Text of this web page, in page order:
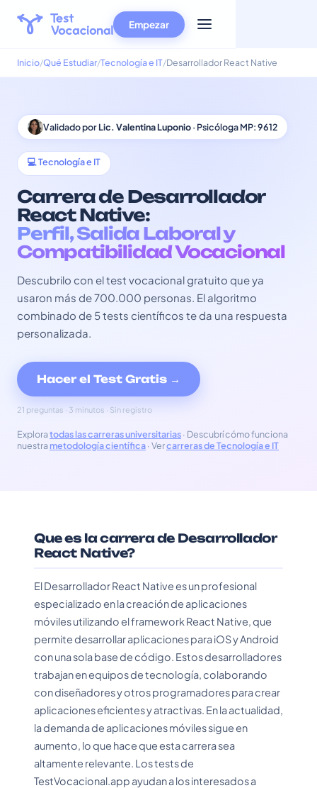
Empezar
Inicio Qué Estudiar Tecnología e IT Desarrollador React Native
Validado porLic. Valentina Luponio· Psicóloga MP: 9612
💻 Tecnología e IT
Carrera de Desarrollador
React Native:
Perfil, Salida Laboral y
Compatibilidad Vocacional
Descubrilo con el test vocacional gratuito que ya
usaron más de 700.000 personas. El algoritmo
combinado de 5 tests científicos te da una respuesta
personalizada.
Hacer el Test Gratis →
21 preguntas · 3 minutos · Sin registro
Exploratodas las carreras universitarias· Descubrí cómo funciona
nuestra metodología científica· Vercarreras de Tecnología e IT
Que es la carrera de Desarrollador
React Native?
El Desarrollador React Native es un profesional
especializado en la creación de aplicaciones
móviles utilizando el framework React Native, que
permite desarrollar aplicaciones para iOS y Android
con una sola base de código. Estos desarrolladores
trabajan en equipos de tecnología, colaborando
con diseñadores y otros programadores para crear
aplicaciones eficientes y atractivas. En la actualidad,
la demanda de aplicaciones móviles sigue en
aumento, lo que hace que esta carrera sea
altamente relevante. Los tests de
TestVocacional.app ayudan a los interesados a